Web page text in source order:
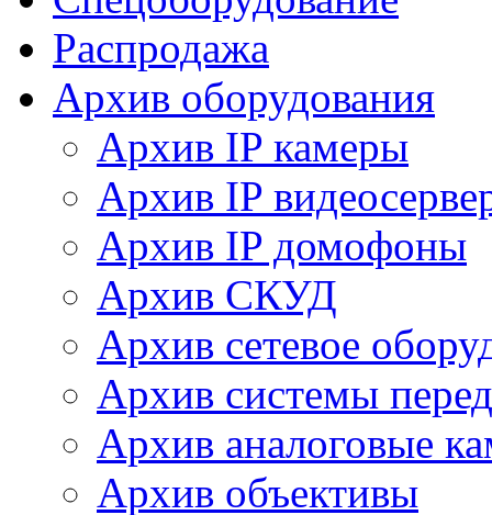
Распродажа
Архив оборудования
Архив IP камеры
Архив IP
Архив IP домофоны
Архив СКУД
Архив сетевое
Архив системы
Архив аналоговые
Архив объективы